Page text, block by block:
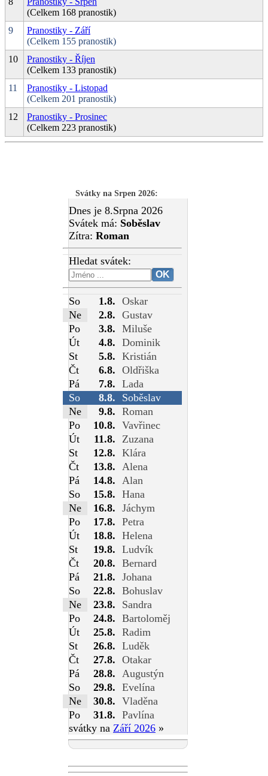
(Celkem 168 pranostik)
9
Pranostiky - Září
(Celkem 155 pranostik)
10
Pranostiky - Říjen
(Celkem 133 pranostik)
11
Pranostiky - Listopad
(Celkem 201 pranostik)
12
Pranostiky - Prosinec
(Celkem 223 pranostik)
Svátky na Srpen 2026:
Dnes je 8.Srpna 2026
Svátek má: Soběslav
Zítra: Roman
Hledat svátek:
So 1.8. Oskar
Ne
2.8. Gustav
Po
3.8. Miluše
Út
4.8. Dominik
St
5.8. Kristián
Čt
6.8. Oldřiška
Pá
7.8. Lada
So
8.8.
Soběslav
Ne
9.8. Roman
Po
10.8. Vavřinec
Út
11.8.
Zuzana
St
12.8. Klára
Čt
13.8.
Alena
Pá
14.8.
Alan
So
15.8. Hana
Ne
16.8. Jáchym
Po
17.8. Petra
Út
18.8. Helena
St
19.8. Ludvík
Čt
20.8. Bernard
Pá
21.8. Johana
So
22.8. Bohuslav
Ne
23.8.
Sandra
Po
24.8. Bartoloměj
Út
25.8. Radim
St
26.8. Luděk
Čt
27.8. Otakar
Pá
28.8.
Augustýn
So
29.8. Evelína
Ne
30.8. Vladěna
Po
31.8. Pavlína
svátky na Září 2026 »